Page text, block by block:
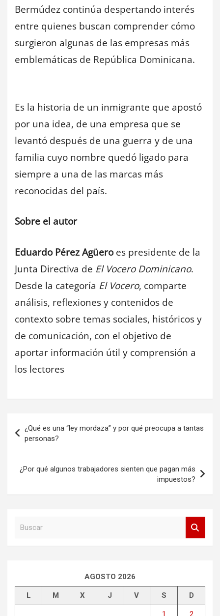
Bermúdez continúa despertando interés
entre quienes buscan comprender cómo
surgieron algunas de las empresas más
emblemáticas de República Dominicana.
Es la historia de un inmigrante que apostó
por una idea, de una empresa que se
levantó después de una guerra y de una
familia cuyo nombre quedó ligado para
siempre a una de las marcas más
reconocidas del país.
Sobre el autor
Eduardo Pérez Agüeroes presidente de la
Junta Directiva de El Vocero Dominicano.
Desde la categoría El Vocero, comparte
análisis, reflexiones y contenidos de
contexto sobre temas sociales, históricos y
de comunicación, con el objetivo de
aportar información útil y comprensión a
los lectores
Navegación
de
entradas
¿Qué es una “ley mordaza” y por qué preocupa a tantas
personas?
¿Por qué algunos trabajadores sienten que pagan más
impuestos?
AGOSTO 2026
L M X J V S D
1 2